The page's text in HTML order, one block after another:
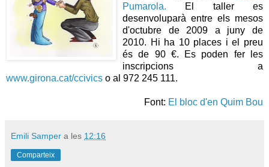
Pumarola. El taller es
desenvoluparà entre els mesos
d'octubre de 2009 a juny de
2010. Hi ha 10 places i el preu
és de 90 €. Es poden fer les
inscripcions a
www.girona.cat/ccivics o al 972 245 111.
Font: El bloc d'en Quim Bou
Emili Samper a les 12:16
Comparteix